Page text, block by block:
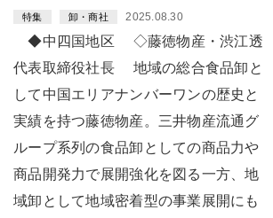
特集 卸・商社 2025.08.30
◆中四国地区 ◇藤徳物産・渋江透
代表取締役社長 地域の総合食品卸と
して中国エリアナンバーワンの歴史と
実績を持つ藤徳物産。三井物産流通グ
ループ系列の食品卸としての商品力や
商品開発力で展開強化を図る一方、地
域卸として地域密着型の事業展開にも